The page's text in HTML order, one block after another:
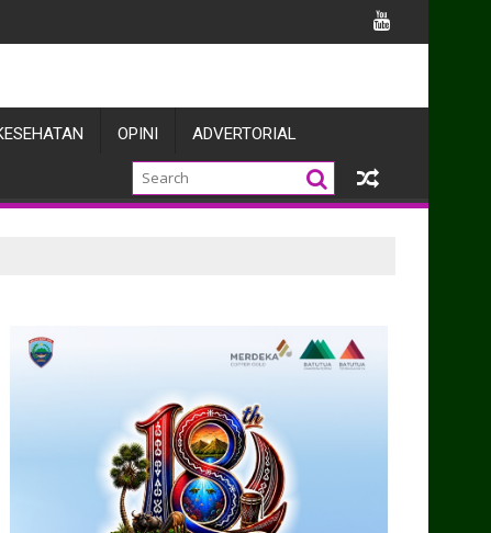
Kolaborasi Penegakan Hukum dan Harkamtibmas
OPINI ADVERTORIAL